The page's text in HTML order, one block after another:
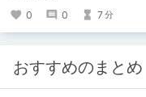
0
0 7分
おすすめのまとめ